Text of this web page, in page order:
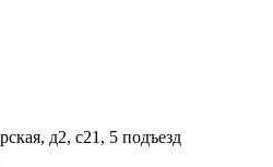
д2, с21, 5 подъезд